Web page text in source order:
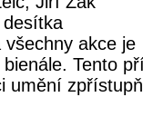
akce je
Tento
umění